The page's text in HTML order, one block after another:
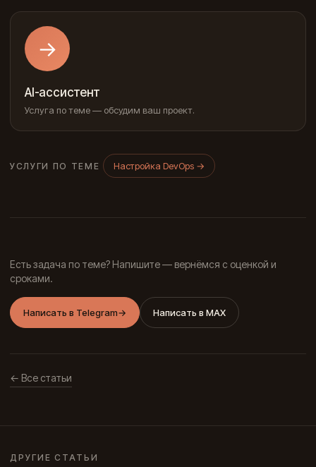
→
AI-ассистент
Услуга по теме — обсудим ваш проект.
УСЛУГИ ПО ТЕМЕ Настройка DevOps →
Есть задача по теме? Напишите — вернёмся с оценкой и
сроками.
Написать в Telegram→ Написать в MAX
← Все статьи
ДРУГИЕ СТАТЬИ